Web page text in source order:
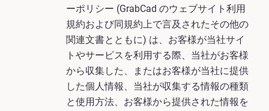
ーポリシー (GrabCad のウェブサイト利用
規約および同規約上で言及されたその他の
関連文書とともに) は、お客様が当社サイ
トやサービスを利用する際、当社がお客様
から収集した、またはお客様が当社に提供
した個人情報、当社が収集する情報の種類
と使用方法、お客様から提供された情報を